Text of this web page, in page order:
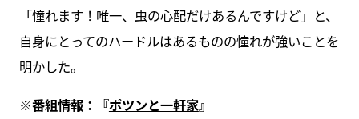
「憧れます！唯一、虫の心配だけあるんですけど」と、
自身にとってのハードルはあるものの憧れが強いことを
明かした。
※番組情報：『ポツンと一軒家』